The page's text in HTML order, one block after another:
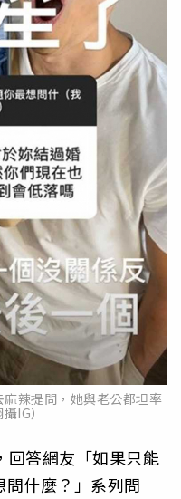
辣提問，她與老公都坦率
IG）
回答網友「如果只能
什麼？」系列問